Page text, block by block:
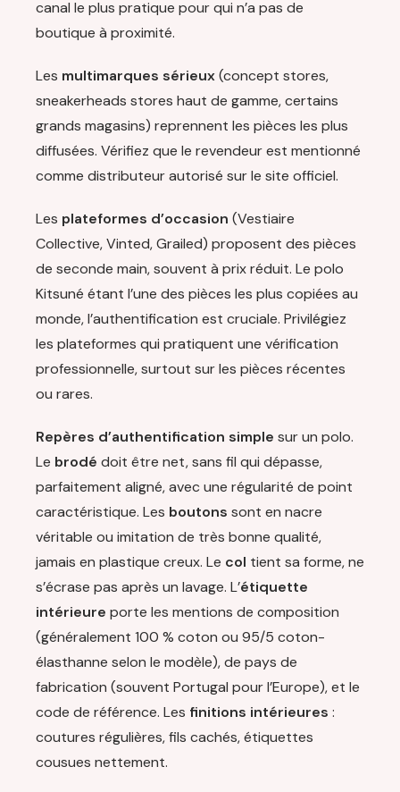
canal le plus pratique pour qui n’a pas de
boutique à proximité.
Les multimarques sérieux(concept stores,
sneakerheads stores haut de gamme, certains
grands magasins) reprennent les pièces les plus
diffusées. Vérifiez que le revendeur est mentionné
comme distributeur autorisé sur le site officiel.
Les plateformes d’occasion (Vestiaire
Collective, Vinted, Grailed) proposent des pièces
de seconde main, souvent à prix réduit. Le polo
Kitsuné étant l’une des pièces les plus copiées au
monde, l’authentification est cruciale. Privilégiez
les plateformes qui pratiquent une vérification
professionnelle, surtout sur les pièces récentes
ou rares.
Repères d’authentification simple sur un polo.
Le brodé doit être net, sans fil qui dépasse,
parfaitement aligné, avec une régularité de point
caractéristique. Les boutons sont en nacre
véritable ou imitation de très bonne qualité,
jamais en plastique creux. Le col tient sa forme, ne
s’écrase pas après un lavage. L’étiquette
intérieure porte les mentions de composition
(généralement 100 % coton ou 95/5 coton-
élasthanne selon le modèle), de pays de
fabrication (souvent Portugal pour l’Europe), et le
code de référence. Les finitions intérieures :
coutures régulières, fils cachés, étiquettes
cousues nettement.